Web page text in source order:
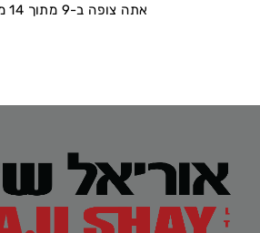
אתה צופה ב-9 מתוך 14 מוצרים